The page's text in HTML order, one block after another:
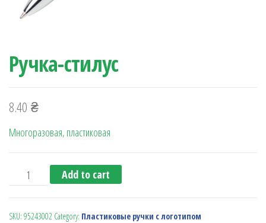
Ручка-стилус
8.40 ₴
Многоразовая, пластиковая
Ручка-стилус quantity
Add to cart
SKU: 95243002 Category: Пластиковые ручки с логотипом